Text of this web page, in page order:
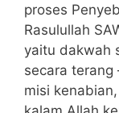
proses
Rasulullah
yaitu dakwah
secara terang
misi